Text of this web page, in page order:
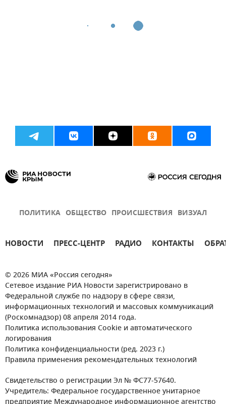
ПОЛИТИКА ОБЩЕСТВО ПРОИСШЕСТВИЯ ВИЗУАЛ
НОВОСТИ ПРЕСС-ЦЕНТР РАДИО КОНТАКТЫ
© 2026 МИА «Россия сегодня»
Сетевое издание РИА Новости зарегистрировано в
Федеральной службе по надзору в сфере связи,
информационных технологий и массовых коммуникаций
(Роскомнадзор) 08 апреля 2014 года.
Политика использования Cookie и автоматического
логирования
Политика конфиденциальности (ред. 2023 г.)
Правила применения рекомендательных технологий
Свидетельство о регистрации Эл № ФС77-57640.
Учредитель: Федеральное государственное унитарное